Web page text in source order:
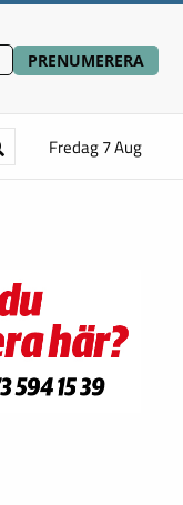
PRENUMERERA
Fredag 7 Aug